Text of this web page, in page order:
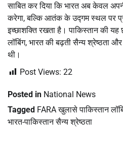
साबित कर दिया कि भारत अब केवल
करेगा, बल्कि आतंक के उद्गम स्थल पर
इच्छाशक्ति रखता है। पाकिस्तान की
लॉबिंग, भारत की बढ़ती सैन्य श्रेष्ठता
थी।
Post Views: 22
Posted in National News
Tagged FARA खुलासे पाकिस्तान
भारत-पाकिस्तान सैन्य श्रेष्ठता